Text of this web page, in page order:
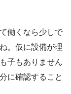
働くなら少しで
。仮に設備が理
子もありません
に確認すること